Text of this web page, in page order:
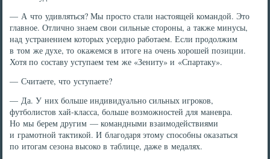
— А что удивляться? Мы просто стали настоящей командой. Это
главное. Отлично знаем свои сильные стороны, а также минусы,
над устранением которых усердно работаем. Если продолжим
в том же духе, то окажемся в итоге на очень хорошей позиции.
Хотя по составу уступаем тем же «Зениту» и «Спартаку».
— Считаете, что уступаете?
— Да. У них больше индивидуально сильных игроков,
футболистов хай-класса, больше возможностей для маневра.
Но мы берем другим — командными взаимодействиями
и грамотной тактикой. И благодаря этому способны оказаться
по итогам сезона высоко в таблице, даже в медалях.